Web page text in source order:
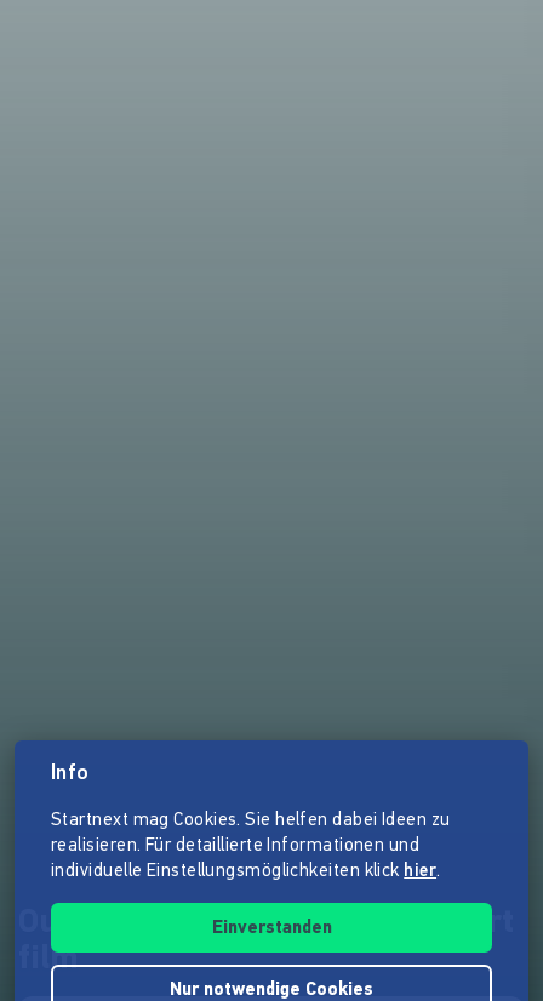
Out Of Sight, Out of Mind - Short
film
Info
Startnext mag Cookies. Sie helfen dabei Ideen zu
realisieren. Für detaillierte Informationen und
individuelle Einstellungsmöglichkeiten klick hier.
Einverstanden
Nur notwendige Cookies